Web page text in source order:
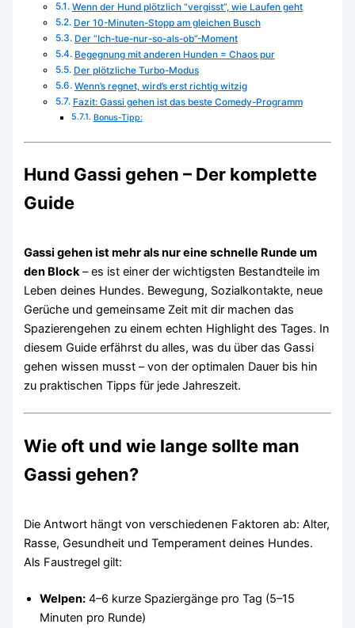
Wenn der Hund plötzlich “vergisst”, wie Laufen geht
Der 10-Minuten-Stopp am gleichen Busch
Der “Ich-tue-nur-so-als-ob”-Moment
Begegnung mit anderen Hunden = Chaos pur
Der plötzliche Turbo-Modus
Wenn’s regnet, wird’s erst richtig witzig
Fazit: Gassi gehen ist das beste Comedy-Programm
Bonus-Tipp:
Hund Gassi gehen – Der komplette
Guide
Gassi gehen ist mehr als nur eine schnelle Runde um
den Block– es ist einer der wichtigsten Bestandteile im
Leben deines Hundes. Bewegung, Sozialkontakte, neue
Gerüche und gemeinsame Zeit mit dir machen das
Spazierengehen zu einem echten Highlight des Tages. In
diesem Guide erfährst du alles, was du über das Gassi
gehen wissen musst – von der optimalen Dauer bis hin
zu praktischen Tipps für jede Jahreszeit.
Wie oft und wie lange sollte man
Gassi gehen?
Die Antwort hängt von verschiedenen Faktoren ab: Alter,
Rasse, Gesundheit und Temperament deines Hundes.
Als Faustregel gilt:
Welpen: 4–6 kurze Spaziergänge pro Tag (5–15
Minuten pro Runde)